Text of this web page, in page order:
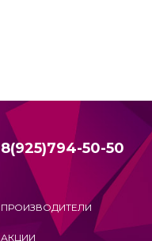
8(925)794-50-50
ПРОИЗВОДИТЕЛИ
АКЦИИ